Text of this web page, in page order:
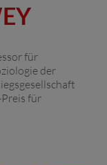
für
der
für